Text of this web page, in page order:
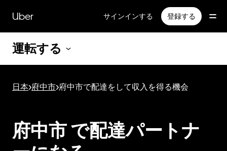
ン
Uber サインインする 登録する
運転する
日本>府中市>府中市で配達をして収入を得る機会
府中市 で配達パートナ